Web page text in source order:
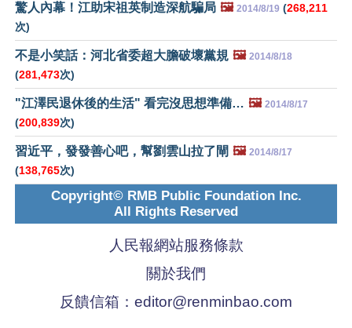
驚人內幕！江助宋祖英制造深航騙局 🖼️ 2014/8/19 (268,211
次)
不是小笑話：河北省委超大膽破壞黨規 🖼️ 2014/8/18
(281,473次)
"江澤民退休後的生活" 看完沒思想準備… 🖼️ 2014/8/17
(200,839次)
習近平，發發善心吧，幫劉雲山拉了閘 🖼️ 2014/8/17
(138,765次)
Copyright© RMB Public Foundation Inc.
All Rights Reserved
人民報網站服務條款
關於我們
反饋信箱： editor@renminbao.com